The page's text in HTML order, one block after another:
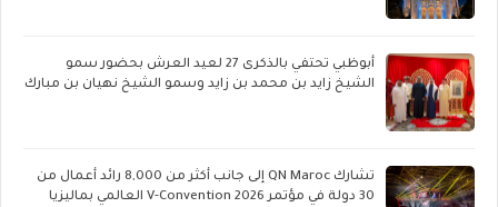
أبوظبي تحتفي بالذكرى 27 لعيد العرش بحضور سمو
الشيخ زايد بن محمد بن زايد وسمو الشيخ نهيان بن مبارك
تشارك QN Maroc إلى جانب أكثر من 8,000 رائد أعمال من
30 دولة في مؤتمر V-Convention 2026 العالمي بماليزيا